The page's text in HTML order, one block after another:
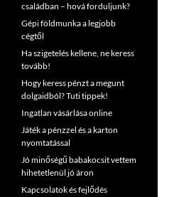
családban – hová forduljunk?
Gépi földmunka a legjobb
cégtől
Ha szigetelés kellene, ne keress
tovább!
Hogy keress pénzt a megunt
dolgaidból? Tuti tippek!
Ingatlan vásárlása online
Játék a pénzzel és a karton
nyomtatással
Jó minőségű babakocsit vettem
hihetetlenül jó áron
Kapcsolatok és fejlődés